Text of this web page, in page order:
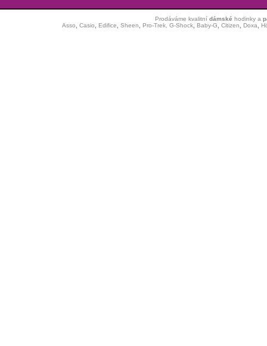
Prodáváme kvalitní dámské hodinkya
Asso
Casio Edifice Sheen Pro-Trek, G-Shock, Baby-G Citizen Doxa